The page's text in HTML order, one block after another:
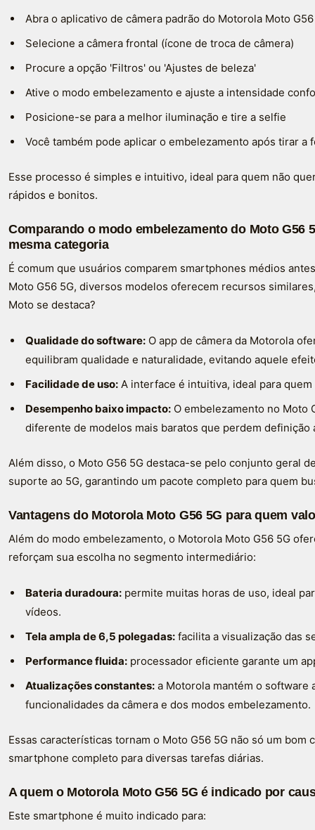
Abra o aplicativo de câmera padrão do Motorola Moto
Selecione a câmera frontal (ícone de troca de câmera)
Procure a opção 'Filtros' ou 'Ajustes de beleza'
Ative o modo embelezamento e ajuste a intensidade
Posicione-se para a melhor iluminação e tire a selfie
Você também pode aplicar o embelezamento após tirar
Esse processo é simples e intuitivo, ideal para quem não
rápidos e bonitos.
Comparando o modo embelezamento do Moto G56
mesma categoria
É comum que usuários comparem smartphones médios
Moto G56 5G, diversos modelos oferecem recursos
Moto se destaca?
Qualidade do software: O app de câmera da Motorola
equilibram qualidade e naturalidade, evitando aquele
Facilidade de uso: A interface é intuitiva, ideal para
Desempenho baixo impacto: O embelezamento no Moto
diferente de modelos mais baratos que perdem definição
Além disso, o Moto G56 5G destaca-se pelo conjunto geral
suporte ao 5G, garantindo um pacote completo para quem
Vantagens do Motorola Moto G56 5G para quem
Além do modo embelezamento, o Motorola Moto G56 5G
reforçam sua escolha no segmento intermediário:
Bateria duradoura: permite muitas horas de uso, ideal
vídeos.
Tela ampla de 6,5 polegadas: facilita a visualização das
Performance fluida: processador eficiente garante um
Atualizações constantes: a Motorola mantém o software
funcionalidades da câmera e dos modos embelezamento.
Essas características tornam o Moto G56 5G não só um bom
smartphone completo para diversas tarefas diárias.
A quem o Motorola Moto G56 5G é indicado por
Este smartphone é muito indicado para: